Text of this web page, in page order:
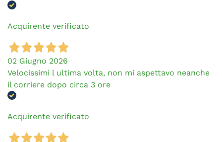
Acquirente verificato
02 Giugno 2026
Velocissimi l ultima volta, non mi aspettavo neanche
il corriere dopo circa 3 ore
Acquirente verificato